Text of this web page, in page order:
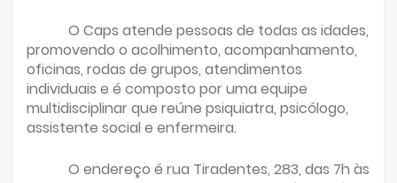
O Caps atende pessoas de todas as idades,
promovendo o acolhimento, acompanhamento,
oficinas, rodas de grupos, atendimentos
individuais e é composto por uma equipe
multidisciplinar que reúne psiquiatra, psicólogo,
assistente social e enfermeira.
O endereço é rua Tiradentes, 283, das 7h às